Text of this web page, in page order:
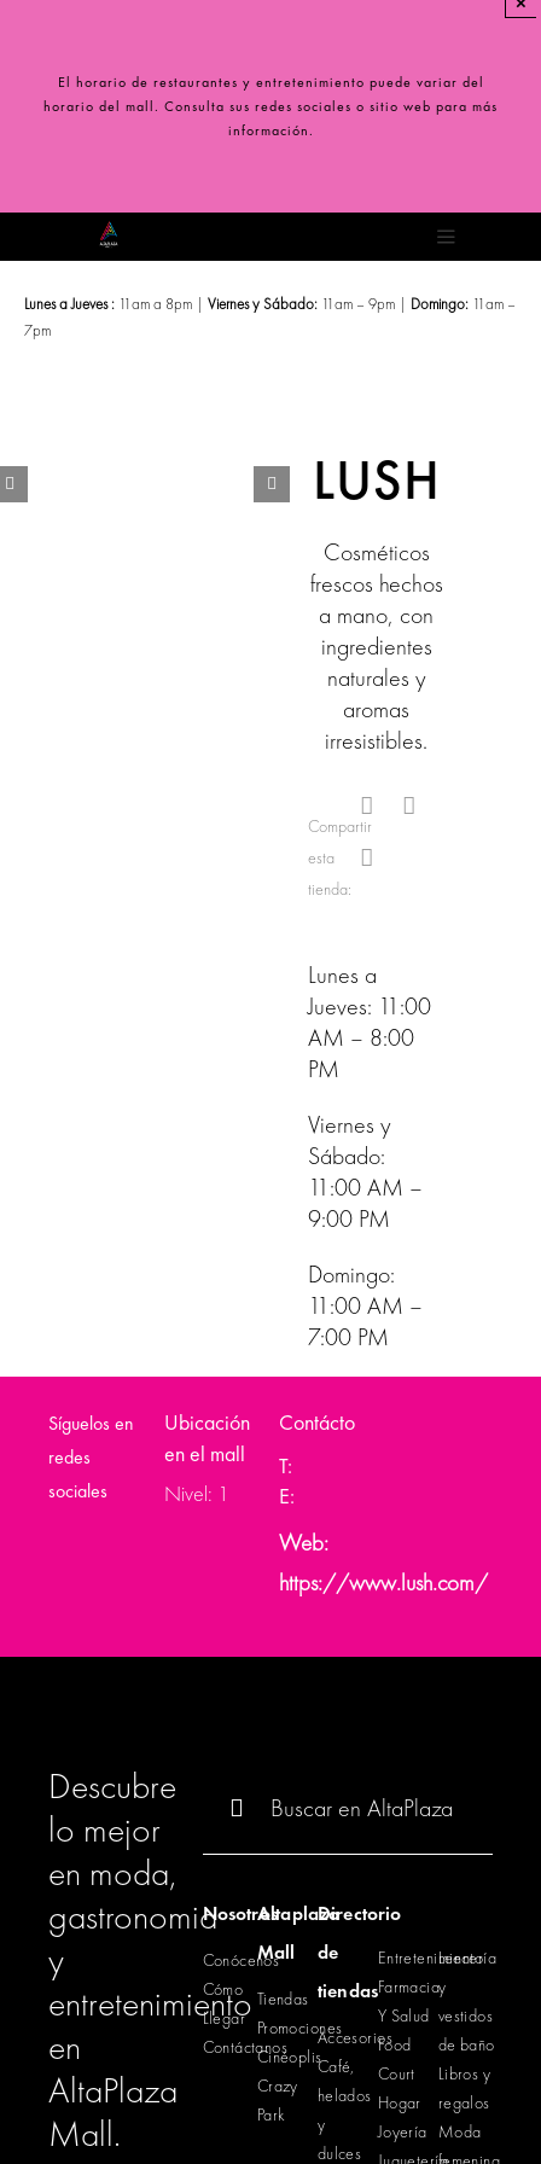
contenidoEl horario de restaurantes y entretenimiento puede variar del
horario del mall. Consulta sus redes sociales o sitio web para más
información.
Toggle
Lunes a Jueves :11am a 8pm | Viernes y Sábado:11am – 9pm | Domingo:11am –
7pm
LUSH
Cosméticos
frescos hechos
a mano, con
ingredientes
naturales y
aromas
irresistibles.
Compartir
esta
tienda:
Lunes a
Jueves: 11:00
AM – 8:00
PM
Viernes y
Sábado:
11:00 AM –
9:00 PM
Domingo:
11:00 AM –
7:00 PM
Síguelos en
redes
sociales
Ubicación
en el mall
Nivel: 1
Contácto
T:
E:
Web:
https://www.lush.com/
Descubre
lo mejor
en moda,
gastronomia
y
entretenimiento
en
AltaPlaza
Mall.
Nosotros
Conócenos
Cómo
Llegar
Contáctanos
Altaplaza
Mall
Tiendas
Promociones
Cinéoplis
Crazy
Park
Directorio
de
tiendas
Accesorios
Café,
helados
y
dulces
Entretenimiento
Farmacia
Y Salud
Food
Court
Hogar
Joyería
Lencería
y
vestidos
de baño
Libros y
regalos
Moda